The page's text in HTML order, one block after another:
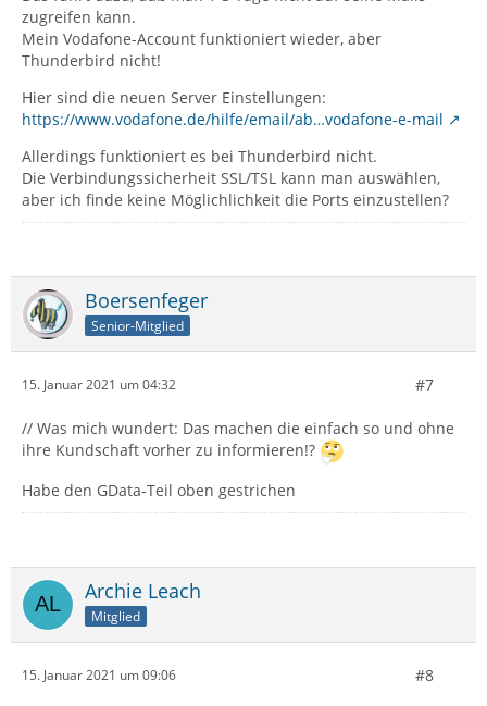
zugreifen kann.
Mein Vodafone-Account funktioniert wieder, aber
Thunderbird nicht!
Hier sind die neuen Server Einstellungen:
https://www.vodafone.de/hilfe/email/ab…vodafone-e-mail
Allerdings funktioniert es bei Thunderbird nicht.
Die Verbindungssicherheit SSL/TSL kann man auswählen,
aber ich finde keine Möglichlichkeit die Ports einzustellen?
Boersenfeger
Senior-Mitglied
15. Januar 2021 um 04:32 #7
// Was mich wundert: Das machen die einfach so und ohne
ihre Kundschaft vorher zu informieren!?
Habe den GData-Teil oben gestrichen
Archie Leach
Mitglied
15. Januar 2021 um 09:06 #8